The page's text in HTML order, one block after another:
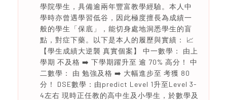
學院學生，具備逾兩年豐富教學經驗。本人中
學時亦曾遇學習低谷，因此極度擅長為成績一
般的學生「保底」，能切身處地洞悉學生的盲
點，對症下藥。以下是本人的履歷與實績： 📈
【學生成績大逆襲 真實個案】 中一數學： 由上
學期 不及格 ➡️ 下學期躍升至 逾 70% 高分！ 中
二數學： 由 勉強及格 ➡️ 大幅進步至 考獲 80
分！ DSE數學：由predict Level 1升至Level 3-
4左右 現時正任教的高中生及小學生，於數學及